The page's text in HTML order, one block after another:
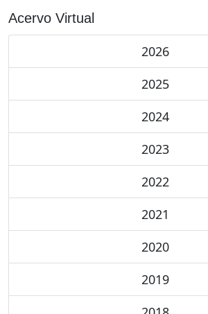
Acervo Virtual
2026
2025
2024
2023
2022
2021
2020
2019